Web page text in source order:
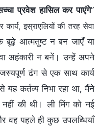
प्रवेश हासिल कर पाएंगे”
इस्राएलियों की तरह सेवा
बूढ़े आत्मतुष्ट न बन जाएँ या
अहंकारी न बनें। उन्हें अपने
ढंग से एक साथ कार्य
कर्तव्य निभा रहा था, मैंने
नहीं की थी। ली मिंग को नई
वह पहले ही कुछ उपलब्धियाँ